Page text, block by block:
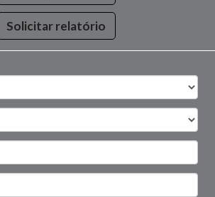
Solicitar relatório